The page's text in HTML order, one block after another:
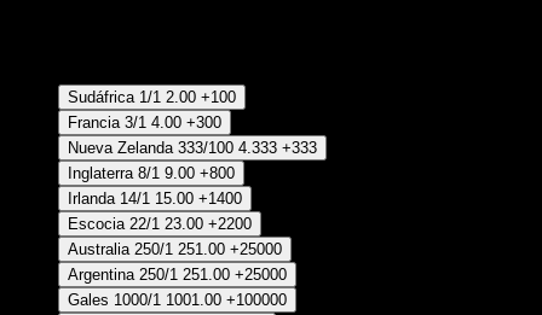
Sudáfrica 1/1 2.00 +100
Francia 3/1 4.00 +300
Nueva Zelanda 333/100 4.333 +333
Inglaterra 8/1 9.00 +800
Irlanda 14/1 15.00 +1400
Escocia 22/1 23.00 +2200
Australia 250/1 251.00 +25000
Argentina 250/1 251.00 +25000
Gales 1000/1 1001.00 +100000